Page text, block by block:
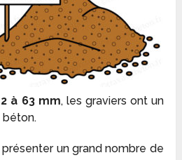
à 63 mm, les graviers ont un
béton.
un grand nombre de